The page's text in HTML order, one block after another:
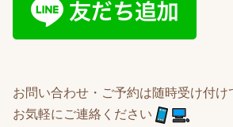
お問い合わせ・ご予約は随時受け付け
お気軽にご連絡ください